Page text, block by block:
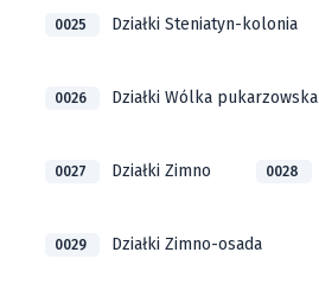
0025 Działki Steniatyn-kolonia
0026 Działki Wólka pukarzowska
0027 Działki Zimno 0028
0029 Działki Zimno-osada